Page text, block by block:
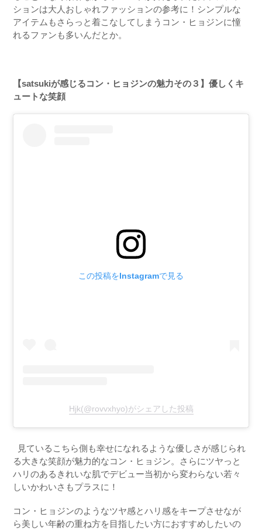
ションは大人おしゃれファッションの参考に！シンプルな
アイテムもさらっと着こなしてしまうコン・ヒョジンに憧
れるファンも多いんだとか。
【satsukiが感じるコン・ヒョジンの魅力その３】優しくキ
ュートな笑顔
この投稿をInstagramで見る
Hjk(@rovvxhyo)がシェアした投稿
見ているこちら側も幸せになれるような優しさが感じられ
る大きな笑顔が魅力的なコン・ヒョジン。さらにツヤっと
ハリのあるきれいな肌でデビュー当初から変わらない若々
しいかわいさもプラスに！
コン・ヒョジンのようなツヤ感とハリ感をキープさせなが
ら美しい年齢の重ね方を目指したい方におすすめしたいの